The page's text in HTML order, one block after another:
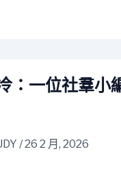
：一位社羣小
/26 2 月, 2026